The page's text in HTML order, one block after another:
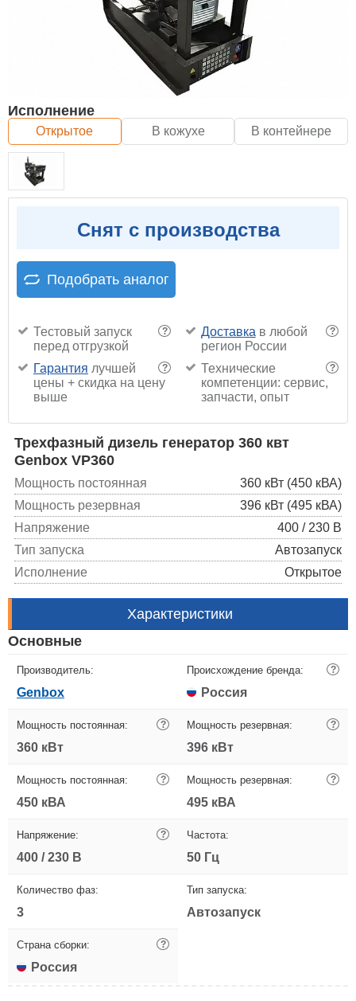
Исполнение
Открытое В кожухе В контейнере
Снят с производства
Подобрать аналог
?
Тестовый запуск
перед отгрузкой
?
Доставка в любой
регион России
?
Гарантия лучшей
цены + скидка на цену
выше
?
Технические
компетенции: сервис,
запчасти, опыт
Трехфазный дизель генератор 360 квт
Genbox VP360
Мощность постоянная
360 кВт (450 кВА)
Мощность резервная
396 кВт (495 кВА)
Напряжение
400 / 230 В
Тип запуска
Автозапуск
Исполнение
Открытое
Характеристики
Основные
Производитель:
Genbox
Происхождение бренда: ?
Россия
Мощность постоянная: ?
360 кВт
Мощность резервная: ?
396 кВт
Мощность постоянная: ?
450 кВА
Мощность резервная: ?
495 кВА
Напряжение: ?
400 / 230 В
Частота:
50 Гц
Количество фаз:
3
Тип запуска:
Автозапуск
Страна сборки: ?
Россия